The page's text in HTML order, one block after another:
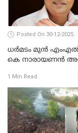
Posted On 30-12-2025
ധർമടം മുൻ എംഎല്‍എ കെ
കെ നാരായണന്‍
1 Min Read